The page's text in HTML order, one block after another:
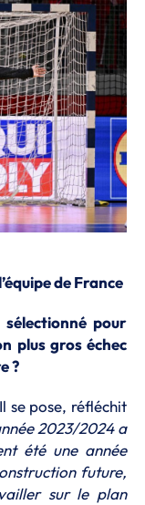
de France
pour
plus gros échec
?
se pose, réfléchit
2023/2024 a
été une année
future,
sur le plan